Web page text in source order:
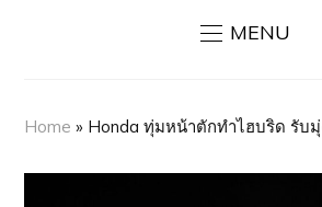
MENU
Home » Honda ทุ่มหน้าตักทำไฮบริด รับมุ่